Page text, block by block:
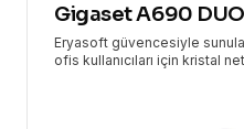
Gigaset A690
Eryasoft güvencesiyle
ofis kullanıcıları için kristal